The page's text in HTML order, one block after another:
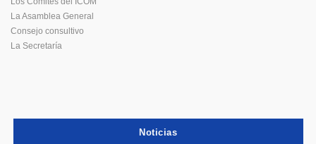
La Asamblea General
Consejo consultivo
La Secretaría
Noticias